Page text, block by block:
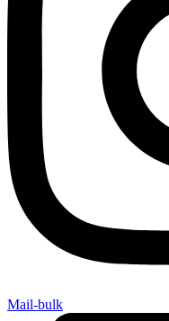
Mail-bulk